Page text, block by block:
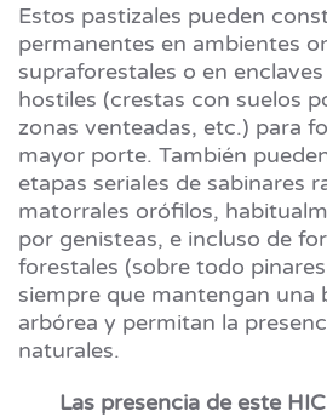
Estos pastizales pueden
permanentes en ambientes
supraforestales o en
hostiles (crestas con suelos
zonas venteadas, etc.) para
mayor porte. También
etapas seriales de sabinares
matorrales orófilos,
por genisteas, e incluso de
forestales (sobre todo
siempre que mantengan una
arbórea y permitan la
naturales.
Las presencia de este